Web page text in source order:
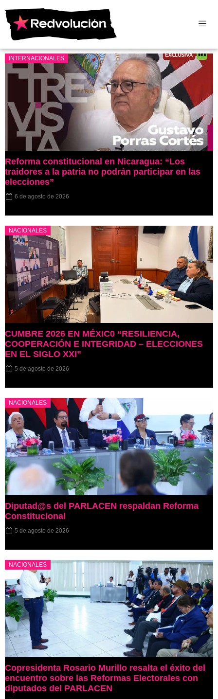
INTERNACIONALES
Reforma constitucional en Nicaragua: “Los
traidores a la patria no podrán participar en las
elecciones”
6 de agosto de 2026
NACIONALES
CUMBRE 2026 EN MÉXIC0 “RESILIENCIA,
COOPERACIÓN E INTEGRIDAD – ELECCIONES
EN EL SIGLO XXI”
5 de agosto de 2026
NACIONALES
Diputad@s del PARLACEN respaldan Reforma
Constitucional
5 de agosto de 2026
NACIONALES
Copresidenta Rosario Murillo resalta el éxito del
encuentro sobre las Reformas Electorales con
diputados del PARLACEN